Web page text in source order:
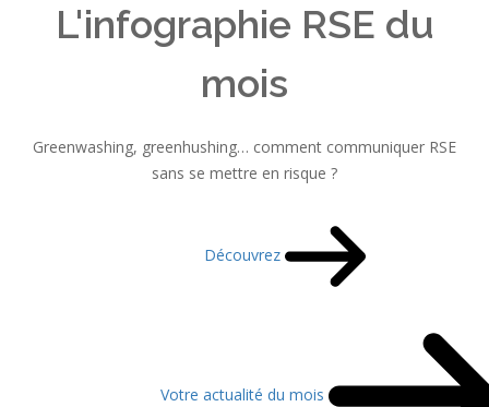
L'infographie RSE du
mois
Greenwashing, greenhushing… comment communiquer RSE
sans se mettre en risque ?
Découvrez
Votre actualité du mois